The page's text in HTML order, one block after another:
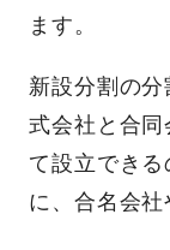
ます。
新設分割の
式会社と合
て設立でき
に、合名会社